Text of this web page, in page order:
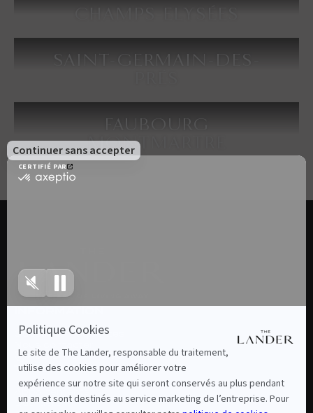
SAINT-GERMAIN-DES-
FAUBOURG
MONTMARTRE
Questions fréquentes
+ 33 01 75 77 19 76
THE LANDER
Appartements
Quartiers